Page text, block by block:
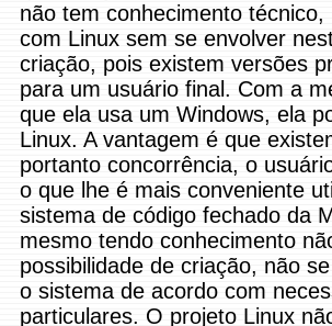
não tem conhecimento
com Linux sem se envolver
criação, pois existem versões
para um usuário final. Com a
que ela usa um Windows, ela
Linux. A vantagem é que
portanto concorrência, o
o que lhe é mais conveniente
sistema de código fechado da
mesmo tendo conhecimento
possibilidade de criação, não
o sistema de acordo com
particulares. O projeto Linux